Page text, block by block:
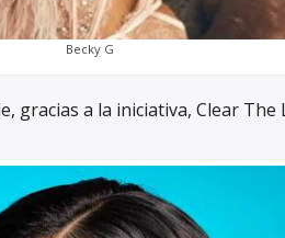
Becky G
gracias a la iniciativa, Clear The